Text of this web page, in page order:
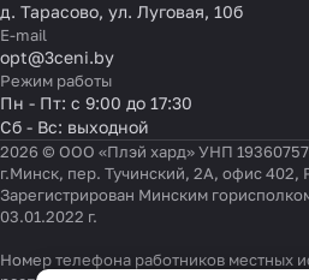
д. Тарасово, ул. Луговая, 10б
E-mail
opt@3ceni.by
Режим работы
Пн - Пт: с 9:00 до 17:30
Сб - Вс: выходной
2026 © ООО «Плэй хард» УНП
г.Минск, пер. Тучинский, 2А, офис 402,
Зарегистрирован Минским
03.01.2022 г.
Номер телефона работников местных